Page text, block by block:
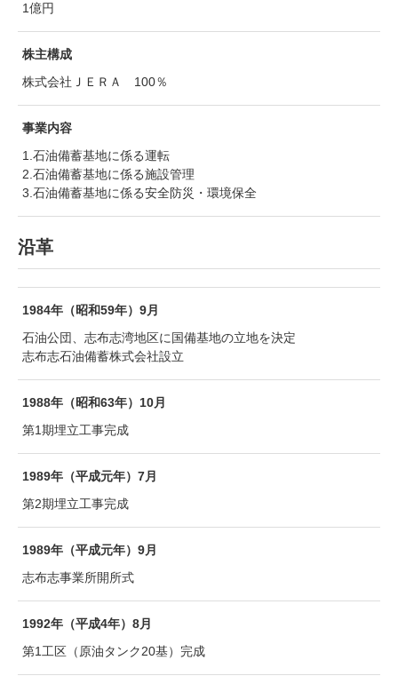
1億円
株主構成
株式会社ＪＥＲＡ 100％
事業内容
1.石油備蓄基地に係る運転
2.石油備蓄基地に係る施設管理
3.石油備蓄基地に係る安全防災・環境保全
沿革
1984年（昭和59年）9月
石油公団、志布志湾地区に国備基地の立地を決定
志布志石油備蓄株式会社設立
1988年（昭和63年）10月
第1期埋立工事完成
1989年（平成元年）7月
第2期埋立工事完成
1989年（平成元年）9月
志布志事業所開所式
1992年（平成4年）8月
第1工区（原油タンク20基）完成